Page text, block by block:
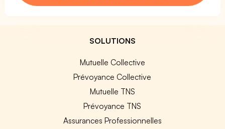
SOLUTIONS
Mutuelle Collective
Prévoyance Collective
Mutuelle TNS
Prévoyance TNS
Assurances Professionnelles